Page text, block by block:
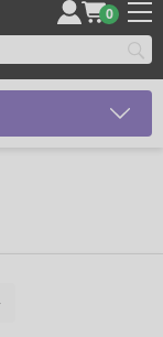
0